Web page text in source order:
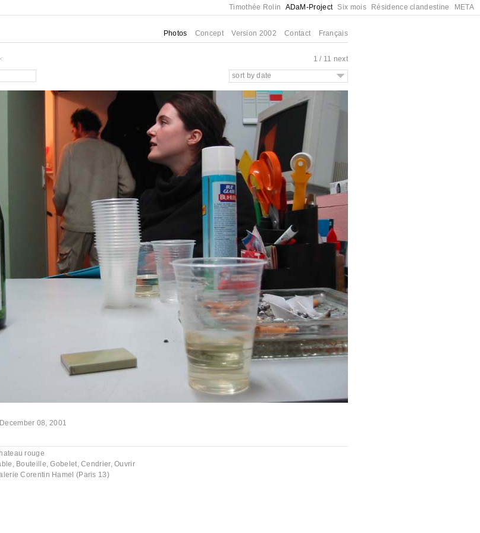
Timothée Rolin ADaM-Project Six mois Résidence clandestine META
Photos Concept Version 2002 Contact Français
1 / 11 next
sort by date
December 08, 2001
rouge
, Bouteille,Gobelet,Cendrier,Ouvrir
Corentin Hamel (Paris 13)